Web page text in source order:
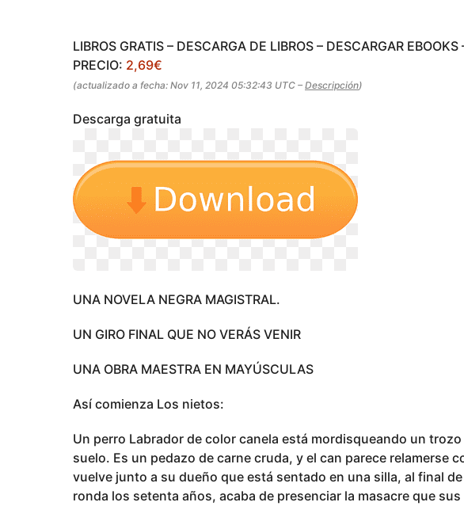
o
LIBROS GRATIS – DESCARGA DE LIBROS – DESCARGAR EBOOKS
PRECIO: 2,69€
(actualizado a fecha: Nov 11, 2024 05:32:43 UTC – Descripción)
Descarga gratuita
UNA NOVELA NEGRA MAGISTRAL.
UN GIRO FINAL QUE NO VERÁS VENIR
UNA OBRA MAESTRA EN MAYÚSCULAS
Así comienza Los nietos:
Un perro Labrador de color canela está mordisqueando un
suelo. Es un pedazo de carne cruda, y el can parece relamerse
vuelve junto a su dueño que está sentado en una silla, al final
ronda los setenta años, acaba de presenciar la masacre que